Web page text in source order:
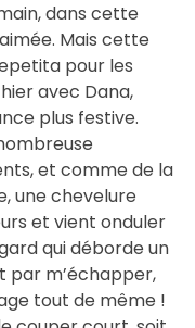
dans cette
Mais cette
pour les
avec Dana,
plus festive.
et comme de la
une chevelure
et vient onduler
qui déborde un
par m’échapper,
tout de même !